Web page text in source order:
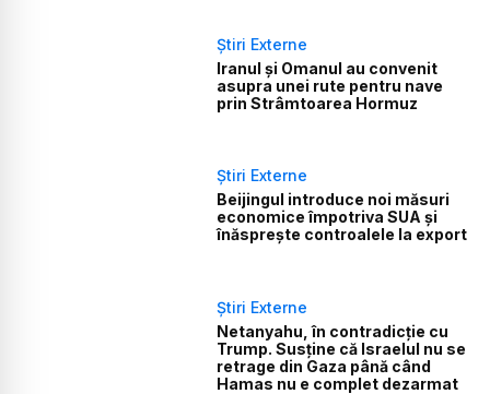
Știri Externe
Iranul și Omanul au convenit
asupra unei rute pentru nave
prin Strâmtoarea Hormuz
Știri Externe
Beijingul introduce noi măsuri
economice împotriva SUA și
înăsprește controalele la export
Știri Externe
Netanyahu, în contradicție cu
Trump. Susține că Israelul nu se
retrage din Gaza până când
Hamas nu e complet dezarmat